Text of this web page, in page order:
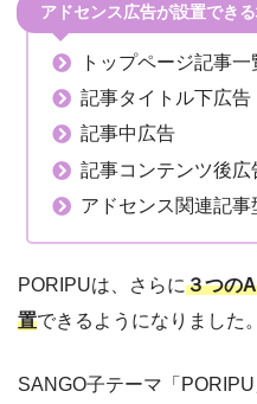
アドセンス広告が設置でき
トップページ記事一
記事タイトル下広告
記事中広告
記事コンテンツ後広
アドセンス関連記事
PORIPUは、さらに３つの
置できるようになりました。
SANGO子テーマ「